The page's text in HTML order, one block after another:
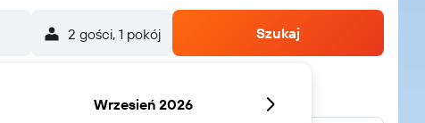
2 gości, 1 pokój Szukaj
Wrzesień 2026